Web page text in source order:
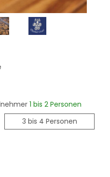
1 bis 2 Personen
Personen3 bis 4 Personen3 bis 4